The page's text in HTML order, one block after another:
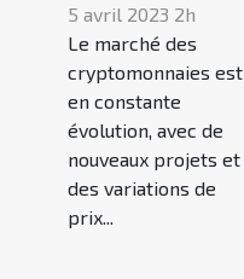
5 avril 2023 2h
Le marché des
cryptomonnaies est
en constante
évolution, avec de
nouveaux projets et
des variations de
prix...